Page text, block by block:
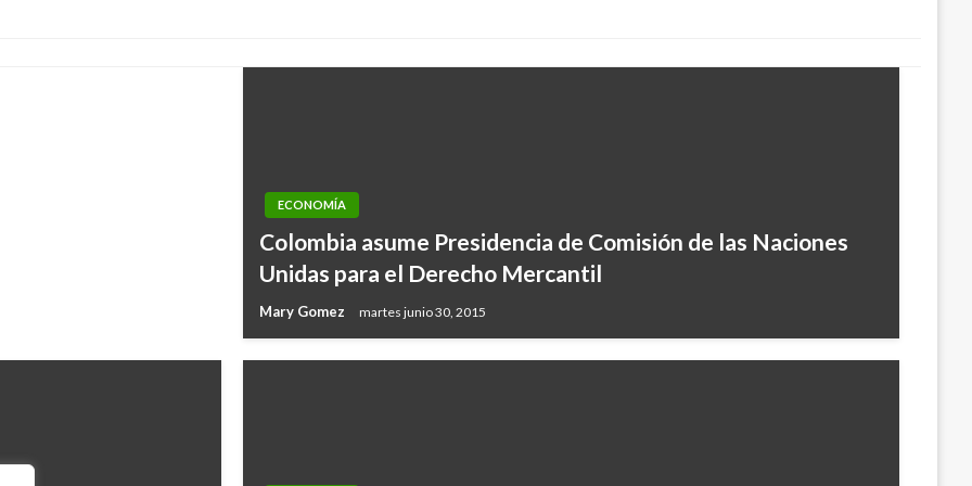
ECONOMÍA
Colombia asume Presidencia de Comisión de las Naciones
Unidas para el Derecho Mercantil
Mary Gomez martes junio 30, 2015